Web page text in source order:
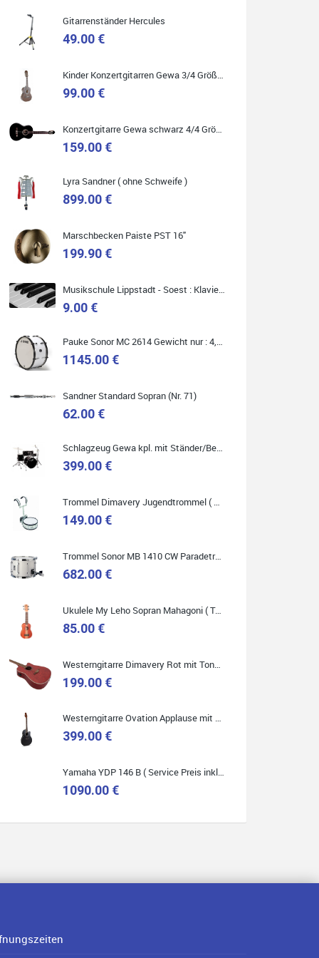
Marie-Luise Mroß
Ich bin super zufrieden mit meiner neuen Ukulele!
Besuch im Musikgeschäft Stöppel jedem
Onlineshopping vorziehen.
Bella :D
Klein...aber fein!
Quelle: Google-Rezension
Gitarrenständer Hercules
49.00 €
Kinder Konzertgitarren Gewa 3/4 Größe ( Service Preis inkl. Werkstatt Service )
99.00 €
Konzertgitarre Gewa schwarz 4/4 Größe ( Service Preis inkl. Werkstatt Service )
159.00 €
Lyra Sandner ( ohne Schweife )
899.00 €
Marschbecken Paiste PST 16"
199.90 €
Musikschule Lippstadt - Soest : Klavier & Keyboardunterricht
9.00 €
Pauke Sonor MC 2614 Gewicht nur : 4,9 kg ( Service Preis inkl. Werkstatt Service )
1145.00 €
Sandner Standard Sopran (Nr. 71)
62.00 €
Schlagzeug Gewa kpl. mit Ständer/Becken/Hocker DER RENNER ! (Service Preis inkl. Werkstatt Service)
399.00 €
Trommel Dimavery Jugendtrommel ( Service Preis inkl. Werkstatt Service )
149.00 €
Trommel Sonor MB 1410 CW Paradetrommel ( Service Preis inkl. Werkstatt Service )
682.00 €
Ukulele My Leho Sopran Mahagoni ( Top Empfehlung ! )
85.00 €
Westerngitarre Dimavery Rot mit Tonabnehmer ( Service Preis inkl. Werkstatt Service )
199.00 €
Westerngitarre Ovation Applause mit Tonabnehmer ( Service Preis inkl. Werkstatt Service )
399.00 €
Yamaha YDP 146 B ( Service Preis inkl. Werkstatt Service )
1090.00 €